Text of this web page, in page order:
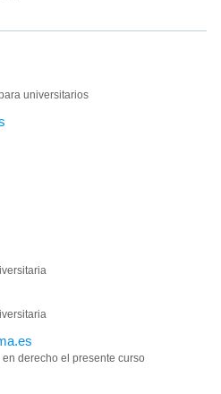
universitarios
derecho el presente curso